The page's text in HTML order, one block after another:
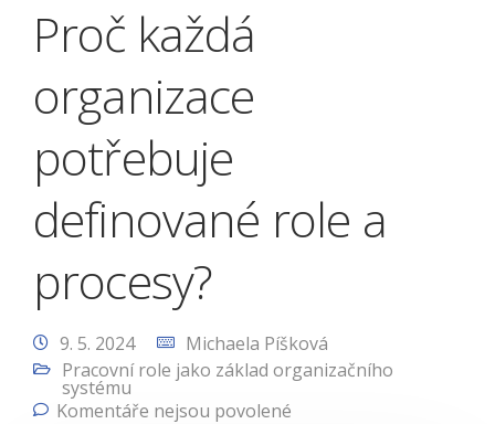
Proč každá
organizace
potřebuje
definované role a
procesy?
9. 5. 2024
Michaela Píšková
Pracovní role jako základ organizačního
systému
Komentáře nejsou povolené